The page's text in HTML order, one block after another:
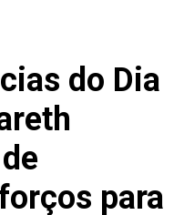
do Dia
para